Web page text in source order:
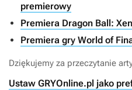
premierowy
Premiera Dragon Ball:
Premiera gry World of
Dziękujemy za przeczytanie
Ustaw GRYOnline.pl jako